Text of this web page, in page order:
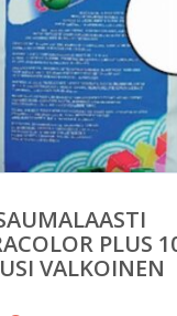
PLUS
VALKOINEN